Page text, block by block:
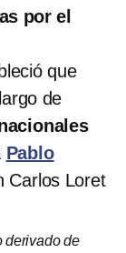
por el
que
de
Pablo
Carlos Loret
derivado de